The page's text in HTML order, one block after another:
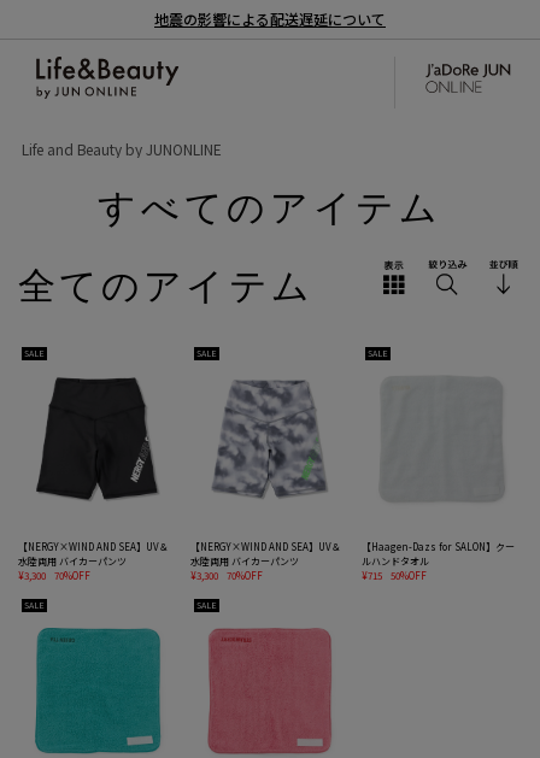
地震の影響による配送遅延について
Life and Beauty by JUNONLINE
すべてのアイテム
全てのアイテム
SALE
【NERGY×WIND AND SEA】UV＆
水陸両用 バイカーパンツ
¥3,300
70%OFF
SALE
【NERGY×WIND AND SEA】UV＆
水陸両用 バイカーパンツ
¥3,300
70%OFF
SALE
【Haagen-Dazs for SALON】クー
ルハンドタオル
¥715
50%OFF
SALE SALE